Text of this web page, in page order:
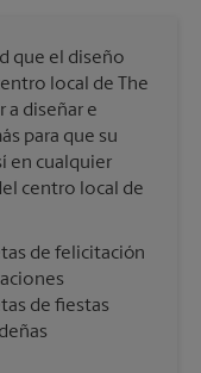
que el diseño
local de The
a diseñar e
para que su
en cualquier
centro local de
de felicitación
de fiestas